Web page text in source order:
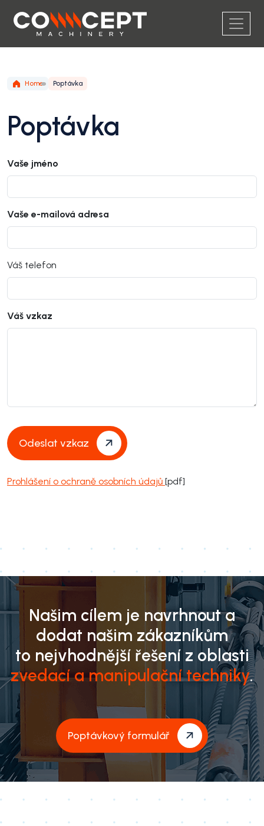
Home Poptávka
Poptávka
Vaše jméno
Vaše e-mailová adresa
Váš telefon
Váš vzkaz
Odeslat vzkaz
Prohlášení o ochraně osobních údajů [pdf]
Našim cílem je navrhnout a
dodat našim zákazníkům
to nejvhodnější řešení z oblasti
zvedací a manipulační techniky.
Poptávkový formulář